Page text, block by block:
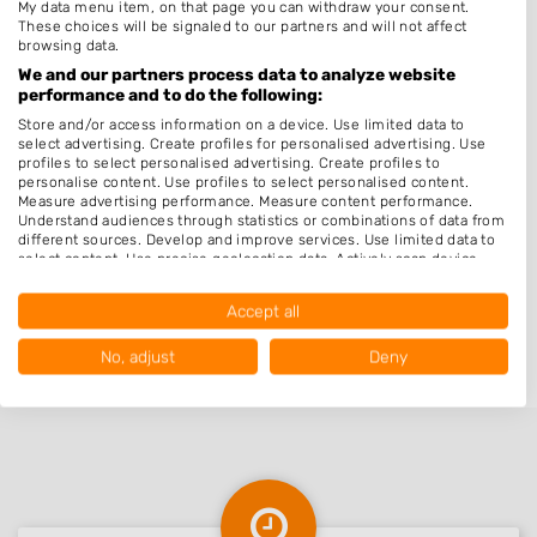
Eibergen
Hengevelde
Borculo
Rekken
Gelselaar
Haaksbergen
Beltrum
Diepenheim
Groenlo
Bentelo
My data menu item, on that page you can withdraw your consent.
These choices will be signaled to our partners and will not affect
browsing data.
We and our partners process data to analyze website
performance and to do the following:
Store and/or access information on a device. Use limited data to
select advertising. Create profiles for personalised advertising. Use
profiles to select personalised advertising. Create profiles to
personalise content. Use profiles to select personalised content.
Measure advertising performance. Measure content performance.
Understand audiences through statistics or combinations of data from
different sources. Develop and improve services. Use limited data to
select content. Use precise geolocation data. Actively scan device
Data may be shared outside of the European Union and send to the
Your consent and the cookie policy applies solely to this website/app.
View Partner List (1017 IAB Vendors)
We use your data for the following purposes:
Use limited data to select advertising
Accept all
No, adjust Deny